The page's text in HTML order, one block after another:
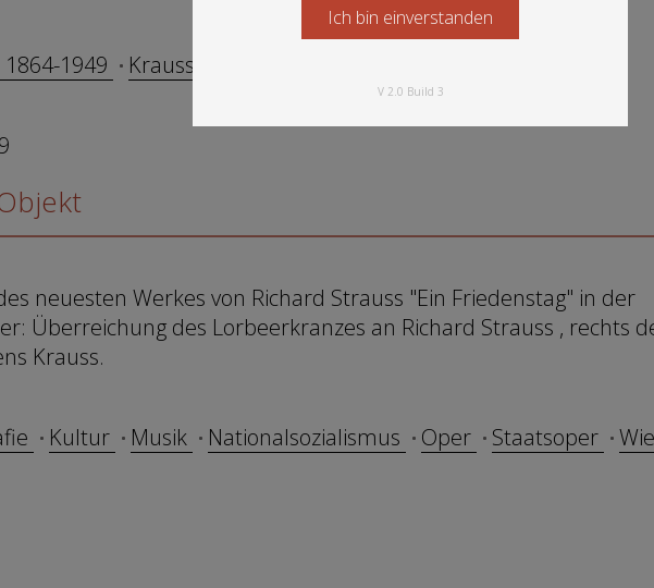
Ich bin einverstanden
Starten Sie jetzt
V 2.0 Build 3
1949 Krauss, Clemens, 1893-1954
neuesten Werkes von Richard Strauss "Ein Friedenstag" in der
Überreichung des Lorbeerkranzes an Richard Strauss , rechts
Krauss.
Kultur Musik Nationalsozialismus Oper Staatsoper